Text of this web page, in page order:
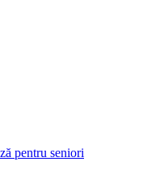
pentru seniori